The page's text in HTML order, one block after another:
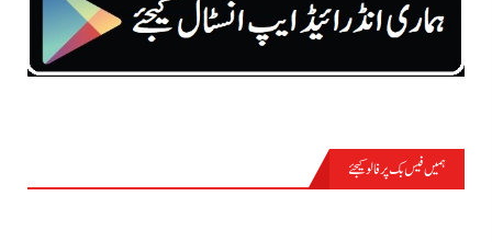
ہمیں فیس بک پر فالو کیجئے